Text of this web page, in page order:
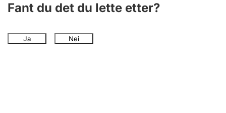
Fant du det du lette etter?
Ja Nei